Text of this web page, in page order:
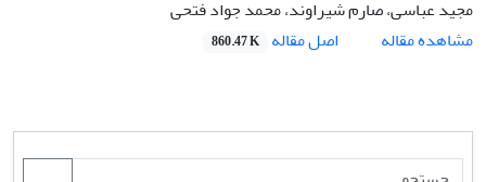
مجید عباسی، صارم شیراوند، محمد جواد فتحی
مشاهده مقاله
اصل مقاله 860.47 K